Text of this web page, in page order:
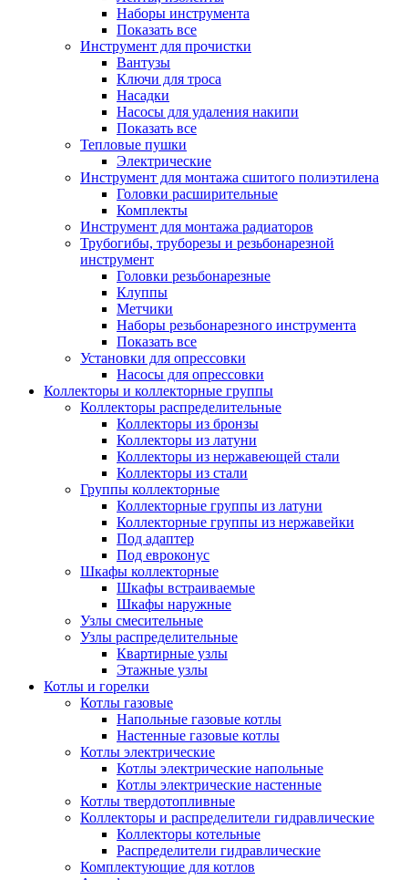
Наборы инструмента
Показать все
Инструмент для прочистки
Вантузы
Ключи для троса
Насадки
Насосы для удаления накипи
Показать все
Тепловые пушки
Электрические
Инструмент для монтажа сшитого полиэтилена
Головки расширительные
Комплекты
Инструмент для монтажа радиаторов
Трубогибы, труборезы и резьбонарезной
инструмент
Головки резьбонарезные
Клуппы
Метчики
Наборы резьбонарезного инструмента
Показать все
Установки для опрессовки
Насосы для опрессовки
Коллекторы и коллекторные группы
Коллекторы распределительные
Коллекторы из бронзы
Коллекторы из латуни
Коллекторы из нержавеющей стали
Коллекторы из стали
Группы коллекторные
Коллекторные группы из латуни
Коллекторные группы из нержавейки
Под адаптер
Под евроконус
Шкафы коллекторные
Шкафы встраиваемые
Шкафы наружные
Узлы смесительные
Узлы распределительные
Квартирные узлы
Этажные узлы
Котлы и горелки
Котлы газовые
Напольные газовые котлы
Настенные газовые котлы
Котлы электрические
Котлы электрические напольные
Котлы электрические настенные
Котлы твердотопливные
Коллекторы и распределители гидравлические
Коллекторы котельные
Распределители гидравлические
Комплектующие для котлов